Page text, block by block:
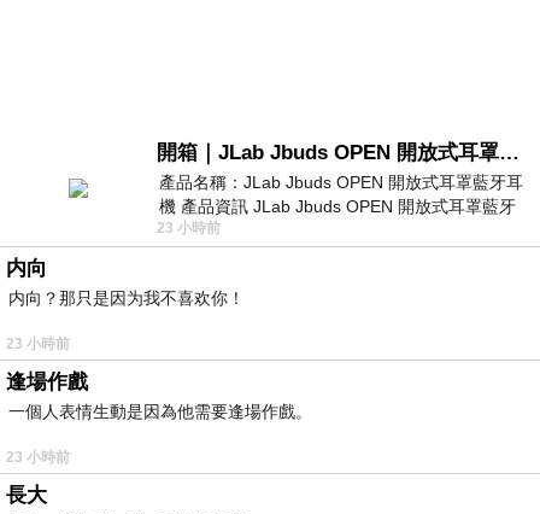
開箱｜JLab Jbuds OPEN 開放式耳罩藍牙耳機 - 設計美學，輕巧、透氣、環境音全物理達成！
產品名稱：JLab Jbuds OPEN 開放式耳罩藍牙耳
機 產品資訊 JLab Jbuds OPEN 開放式耳罩藍牙
耳機評語：非常有特色，值得喜愛美型工
23 小時前
内向
内向？那只是因为我不喜欢你！
23 小時前
逢場作戲
一個人表情生動是因為他需要逢場作戲。
23 小時前
長大